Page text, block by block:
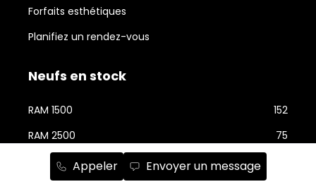
Appeler Envoyer un message
Forfaits esthétiques
Planifiez un rendez-vous
Neufs en stock
RAM 1500
152
RAM 2500
75
Jeep Cherokee